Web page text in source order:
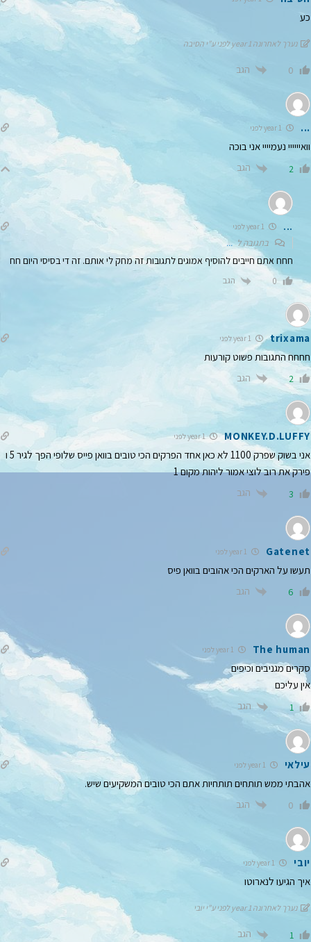
כע
נערך לאחרונה 1 year לפני ע"י הסיבה
0 הגב
...
וואיייייי נעמיייי אני בוכה
2 הגב
...
בתגובה ל...
חחח אתם חייבים להוסיף אמוגים לתגובות זה מחק לי אותם. זה די בסיסי היום חח
0 הגב
trixama
חחחח התגובות פשוט קורעות
2 הגב
MONKEY.D.LUFFY 1 year לפני
אני בשוק שפרק 1100 לא כאן אחד הפרקים הכי טובים בוואן פייס שלופי הפך לגיר 5 ו
פירק את רוב לוצי אמור ליהות מקום 1
3 הגב
Gatenet
תעשו על הארקים הכי אהובים בוואן פיס
6 הגב
The human
סקרים מגניבים וכיפים
אין עליכם
1 הגב
עילאי
אהבתי ממש תותחים תותחיות אתם הכי טובים המשקיעים שיש.
0 הגב
יובי
איך הגיעו לנארוטו
נערך לאחרונה 1 year לפני ע"י יובי
1 הגב